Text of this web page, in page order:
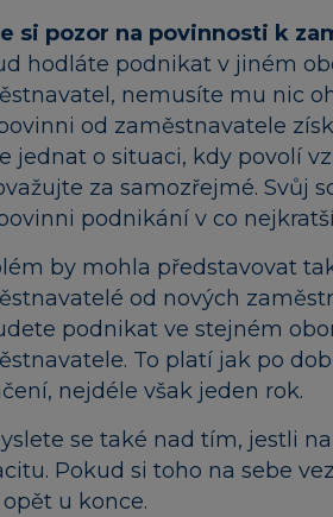
si pozor na povinnosti k
hodláte podnikat v jiném
nemusíte mu nic
od zaměstnavatele
jednat o situaci, kdy povolí
za samozřejmé. Svůj
podnikání v co
by mohla představovat
od nových
podnikat ve stejném
To platí jak po
nejdéle však jeden rok.
se také nad tím, jestli
Pokud si toho na sebe
u konce.